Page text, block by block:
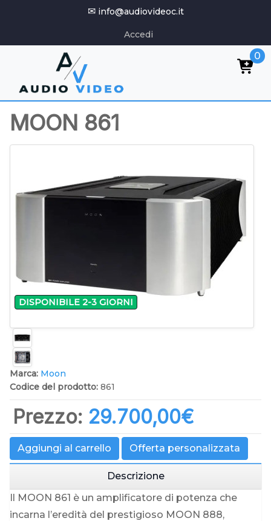
✉ info@audiovideoc.it
Accedi
0
MOON 861
DISPONIBILE 2-3 GIORNI
Marca: Moon
Codice del prodotto: 861
Prezzo: 29.700,00‎€
Aggiungi al carrello Offerta personalizzata
Descrizione
Il MOON 861 è un amplificatore di potenza che
incarna l’eredità del prestigioso MOON 888,